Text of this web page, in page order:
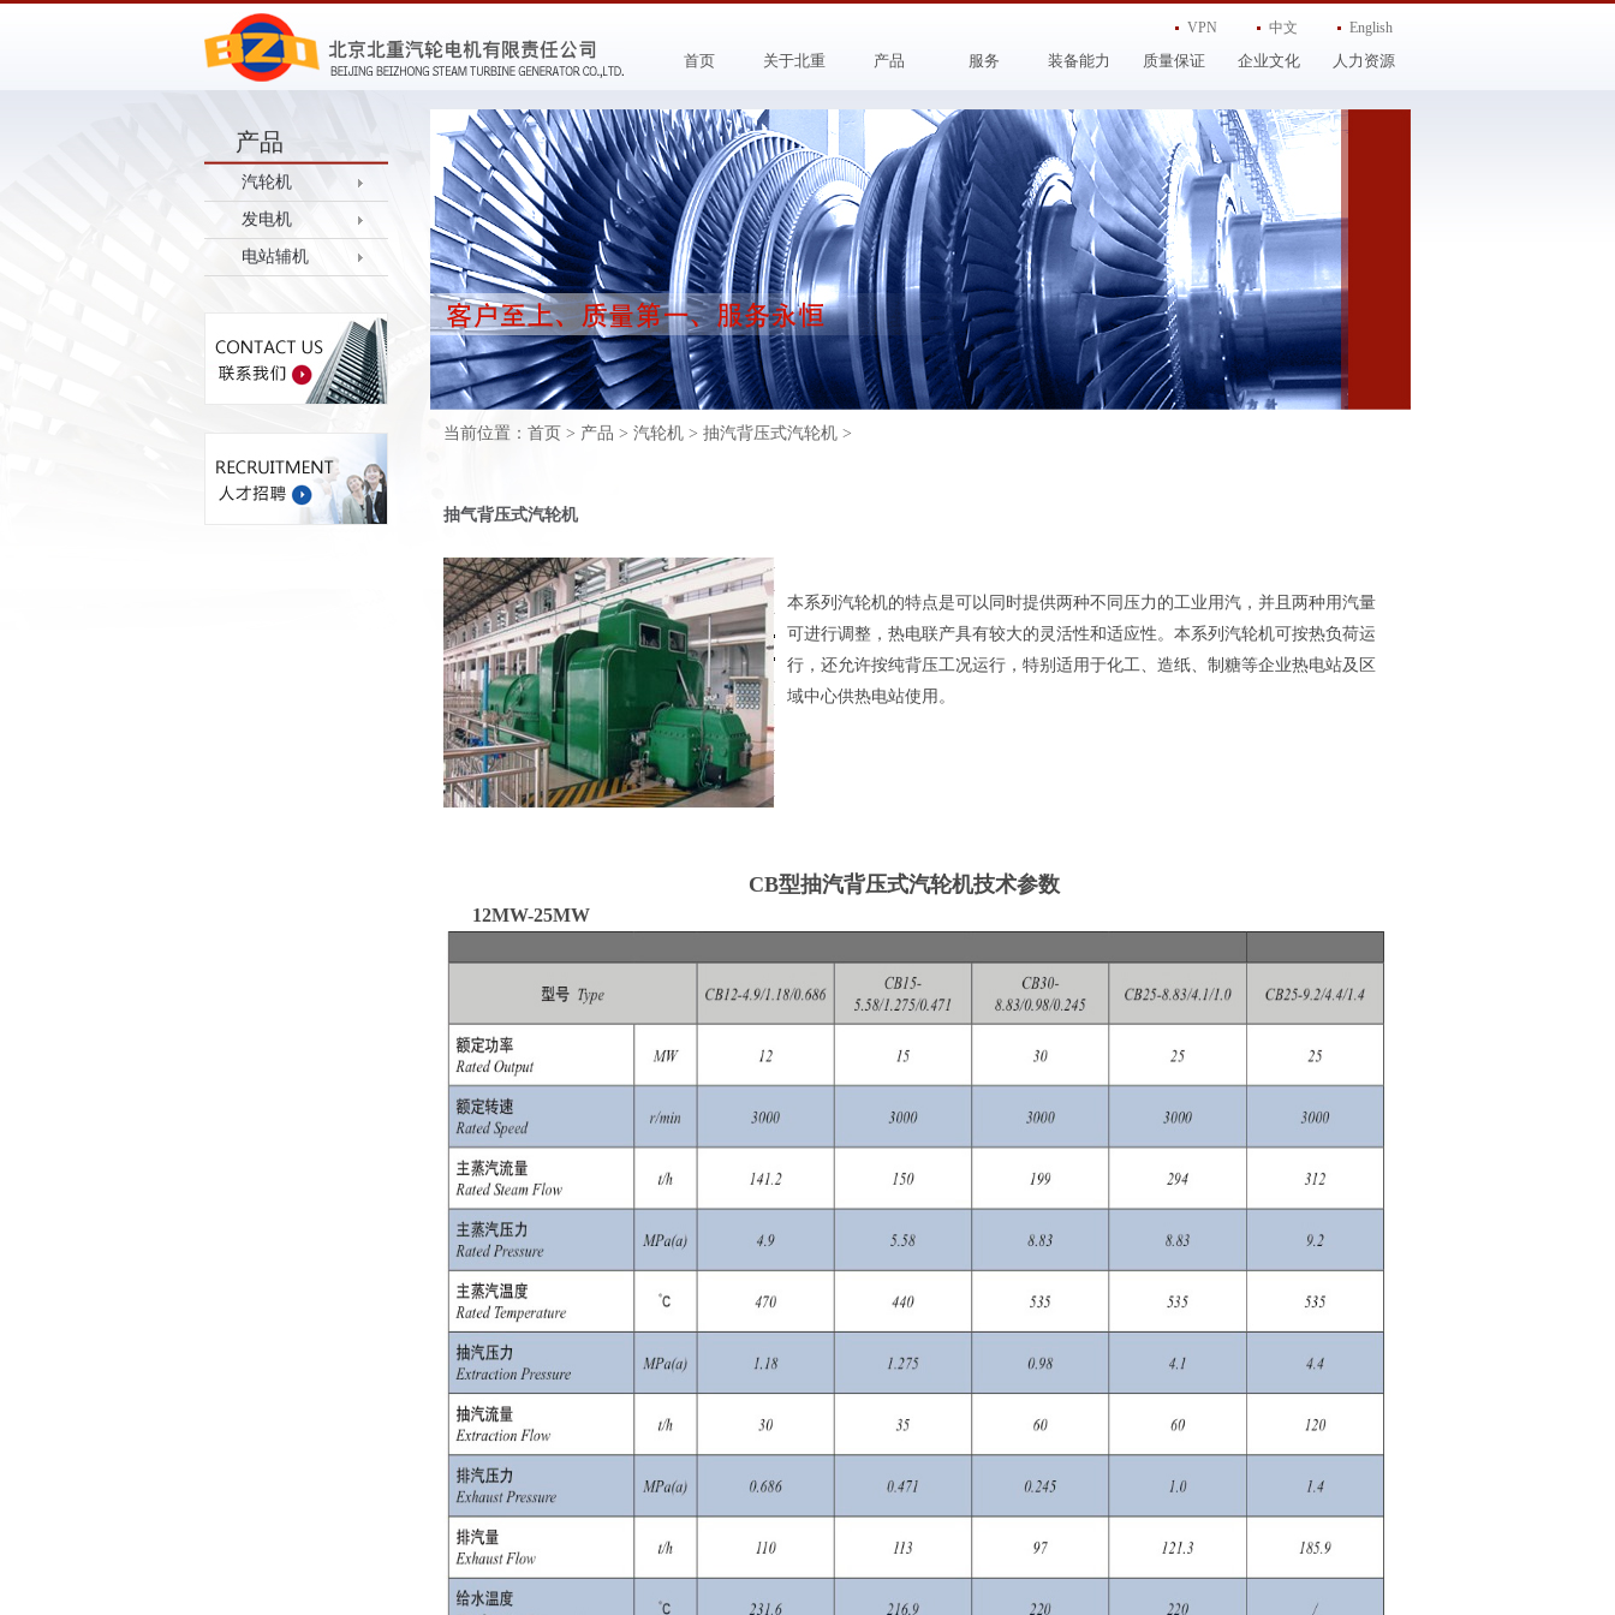
VPN 中文 English
首页 关于北重 产品 服务 装备能力 质量保证 企业文化 人力资源
产品
汽轮机
发电机
电站辅机
当前位置： 首页 > 产品 > 汽轮机 > 抽汽背压式汽轮机 >
抽气背压式汽轮机
本系列汽轮机的特点是可以同时提供两种不同压力的工业用汽，并且两种用汽量
可进行调整，热电联产具有较大的灵活性和适应性。本系列汽轮机可按热负荷运
行，还允许按纯背压工况运行，特别适用于化工、造纸、制糖等企业热电站及区
域中心供热电站使用。
CB型抽汽背压式汽轮机技术参数
12MW-25MW